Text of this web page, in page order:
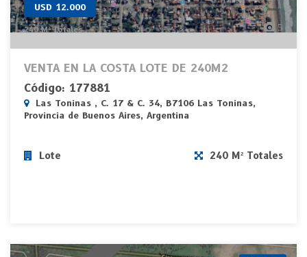
USD 12.000
240 M² Totales 5
VENTA EN LA COSTA LOTE DE 240M2
Código: 177881
Las Toninas , C. 17 & C. 34, B7106 Las Toninas,
Provincia de Buenos Aires, Argentina
Lote 240 M² Totales